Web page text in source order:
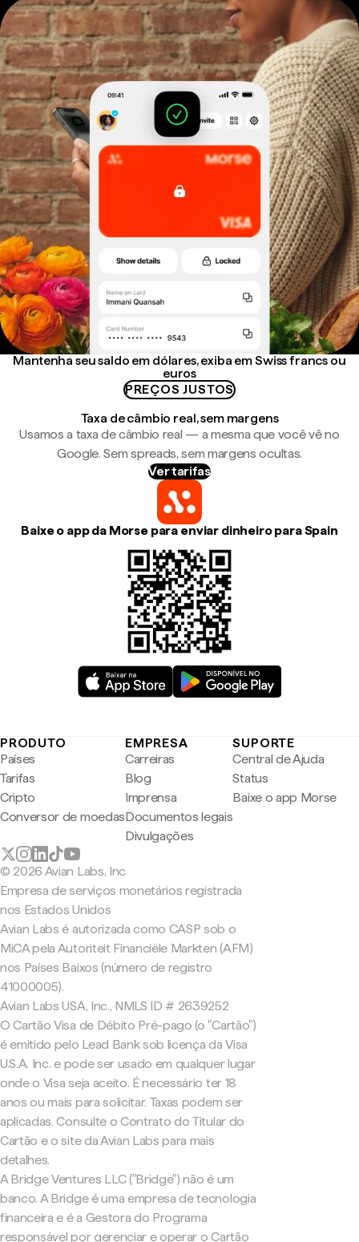
Mantenha seu saldo em dólares, exiba em Swiss francs ou
euros
PREÇOS JUSTOS
Taxa de câmbio real, sem margens
Usamos a taxa de câmbio real — a mesma que você vê no
Google. Sem spreads, sem margens ocultas.
Ver tarifas
Baixe o app da Morse para enviar dinheiro para Spain
PRODUTO
Países
Tarifas
Cripto
Conversor de moedas
EMPRESA
Carreiras
Blog
Imprensa
Documentos legais
Divulgações
SUPORTE
Central de Ajuda
Status
Baixe o app Morse
© 2026 Avian Labs, Inc
Empresa de serviços monetários registrada
nos Estados Unidos
Avian Labs é autorizada como CASP sob o
MiCA pela Autoriteit Financiële Markten (AFM)
nos Países Baixos (número de registro
41000005).
Avian Labs USA, Inc., NMLS ID # 2639252
O Cartão Visa de Débito Pré-pago (o "Cartão")
é emitido pelo Lead Bank sob licença da Visa
U.S.A. Inc. e pode ser usado em qualquer lugar
onde o Visa seja aceito. É necessário ter 18
anos ou mais para solicitar. Taxas podem ser
aplicadas. Consulte o Contrato do Titular do
Cartão e o site da Avian Labs para mais
detalhes.
A Bridge Ventures LLC ("Bridge") não é um
banco. A Bridge é uma empresa de tecnologia
financeira e é a Gestora do Programa
responsável por gerenciar e operar o Cartão